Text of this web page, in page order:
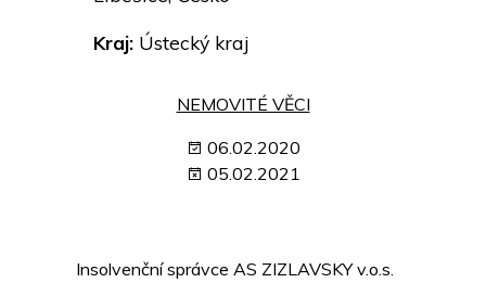
Kraj: Ústecký kraj
NEMOVITÉ VĚCI
06.02.2020
05.02.2021
Insolvenční správce AS ZIZLAVSKY v.o.s.